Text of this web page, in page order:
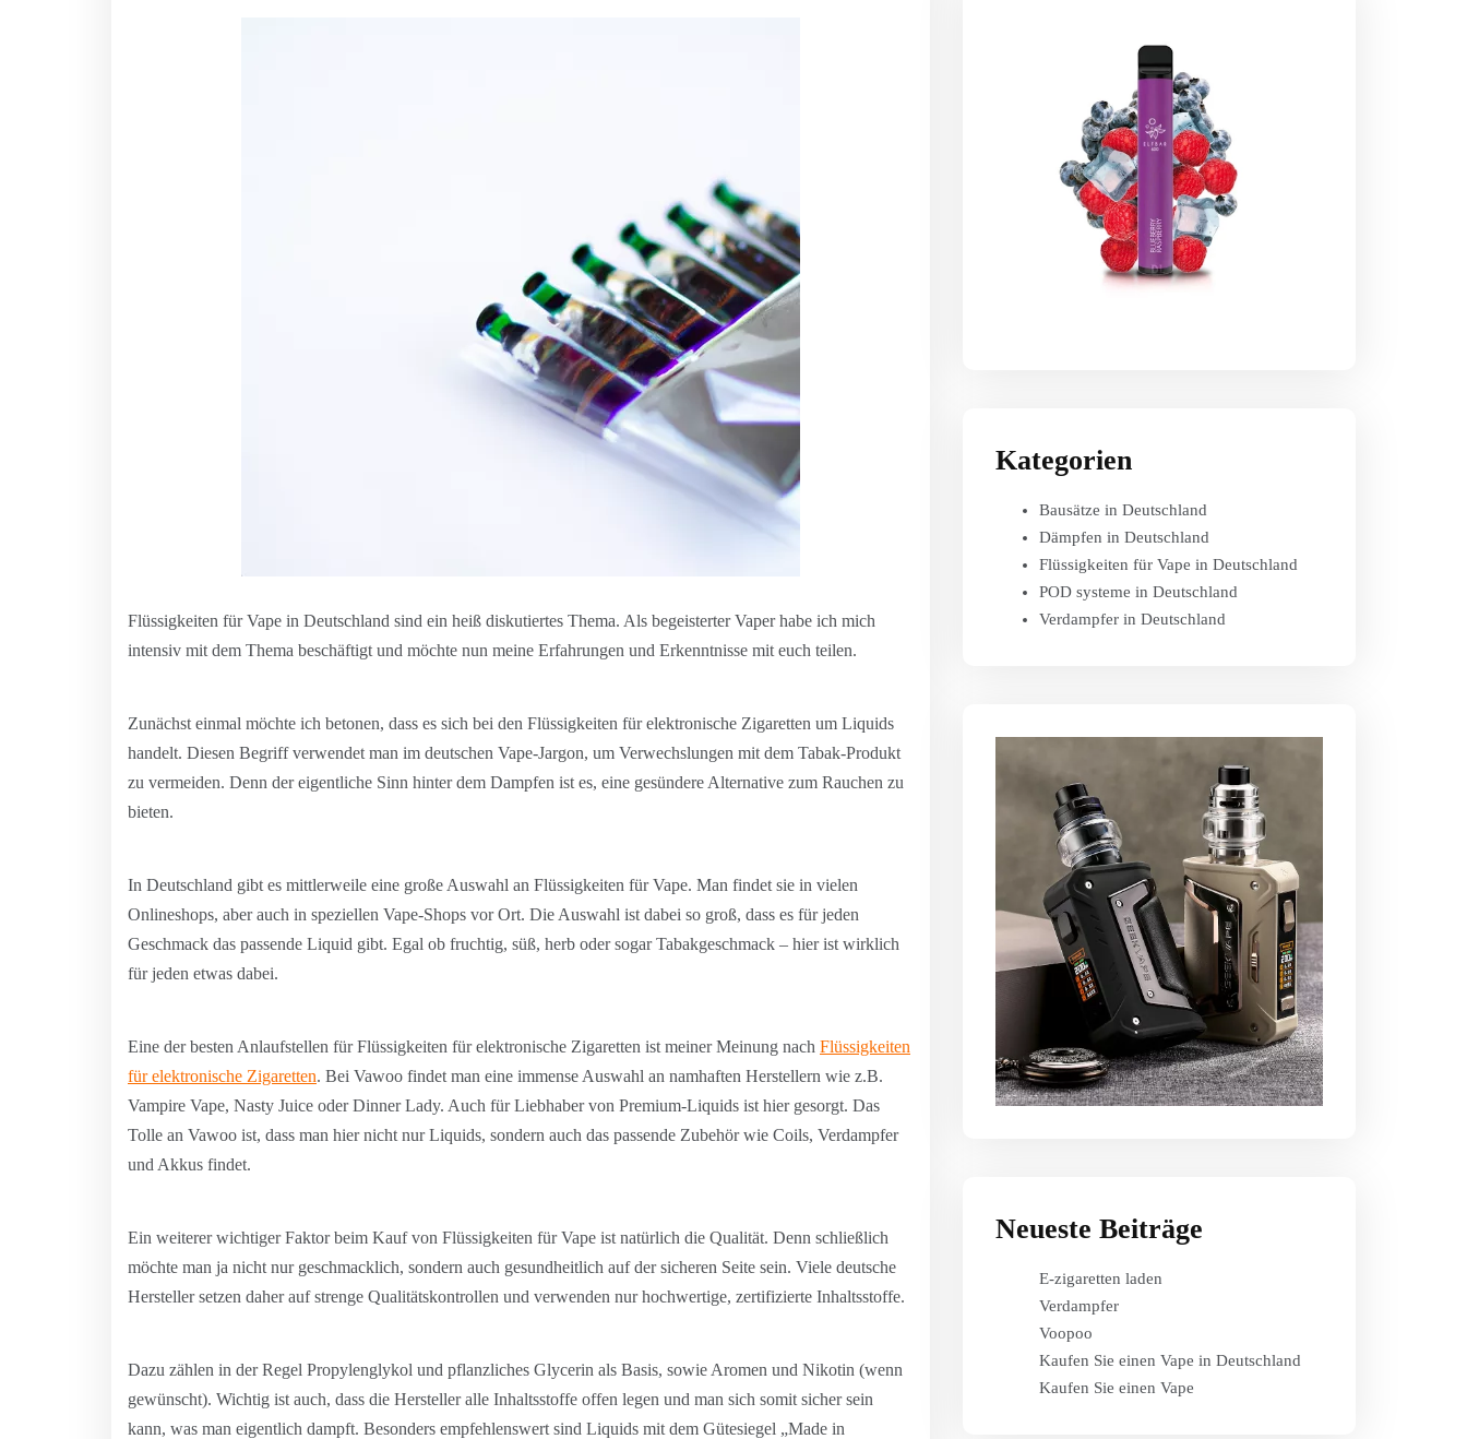
Flüssigkeiten für Vape in Deutschland sind ein heiß diskutiertes Thema. Als begeisterter Vaper habe ich mich
intensiv mit dem Thema beschäftigt und möchte nun meine Erfahrungen und Erkenntnisse mit euch teilen.
Zunächst einmal möchte ich betonen, dass es sich bei den Flüssigkeiten für elektronische Zigaretten um Liquids
handelt. Diesen Begriff verwendet man im deutschen Vape-Jargon, um Verwechslungen mit dem Tabak-Produkt
zu vermeiden. Denn der eigentliche Sinn hinter dem Dampfen ist es, eine gesündere Alternative zum Rauchen zu
bieten.
In Deutschland gibt es mittlerweile eine große Auswahl an Flüssigkeiten für Vape. Man findet sie in vielen
Onlineshops, aber auch in speziellen Vape-Shops vor Ort. Die Auswahl ist dabei so groß, dass es für jeden
Geschmack das passende Liquid gibt. Egal ob fruchtig, süß, herb oder sogar Tabakgeschmack – hier ist wirklich
für jeden etwas dabei.
Eine der besten Anlaufstellen für Flüssigkeiten für elektronische Zigaretten ist meiner Meinung nach Flüssigkeiten
für elektronische Zigaretten. Bei Vawoo findet man eine immense Auswahl an namhaften Herstellern wie z.B.
Vampire Vape, Nasty Juice oder Dinner Lady. Auch für Liebhaber von Premium-Liquids ist hier gesorgt. Das
Tolle an Vawoo ist, dass man hier nicht nur Liquids, sondern auch das passende Zubehör wie Coils, Verdampfer
und Akkus findet.
Ein weiterer wichtiger Faktor beim Kauf von Flüssigkeiten für Vape ist natürlich die Qualität. Denn schließlich
möchte man ja nicht nur geschmacklich, sondern auch gesundheitlich auf der sicheren Seite sein. Viele deutsche
Hersteller setzen daher auf strenge Qualitätskontrollen und verwenden nur hochwertige, zertifizierte Inhaltsstoffe.
Dazu zählen in der Regel Propylenglykol und pflanzliches Glycerin als Basis, sowie Aromen und Nikotin (wenn
gewünscht). Wichtig ist auch, dass die Hersteller alle Inhaltsstoffe offen legen und man sich somit sicher sein
kann, was man eigentlich dampft. Besonders empfehlenswert sind Liquids mit dem Gütesiegel „Made in
Kategorien
Bausätze in Deutschland
Dämpfen in Deutschland
Flüssigkeiten für Vape in Deutschland
POD systeme in Deutschland
Verdampfer in Deutschland
Neueste Beiträge
E-zigaretten laden
Verdampfer
Voopoo
Kaufen Sie einen Vape in Deutschland
Kaufen Sie einen Vape